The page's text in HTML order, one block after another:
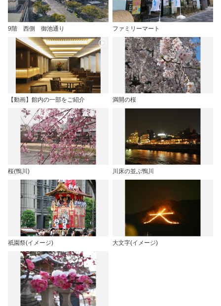
9階 西側 御池通り ファミリーマート
【動画】館内の一部をご紹介 満開の桜
桜(鴨川) 川床の並ぶ鴨川
祇園祭(イメージ) 大文字(イメージ)